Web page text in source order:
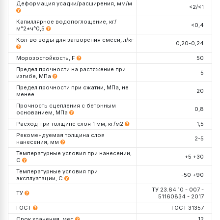
Деформация усадки/расширения, мм/м <2/<1
Капиллярное водопоглощение, кг/
м^2*ч^0,5
<0,4
Кол-во воды для затворения смеси, л/кг 0,20-0,24
Морозостойкость, F
50
Предел прочности на растяжение при
изгибе, МПа
5
Предел прочности при сжатии, МПа, не
менее
20
Прочность сцепления с бетонным
основанием, МПа
0,8
Расход при толщине слоя 1 мм, кг/м2
1,5
Рекомендуемая толщина слоя
нанесения, мм
2-5
Температурные условия при нанесении,
С
+5 +30
Температурные условия при
эксплуатации, С
-50 +90
ТУ
ТУ 23.64.10 - 007 -
51160834 - 2017
ГОСТ
ГОСТ 31357